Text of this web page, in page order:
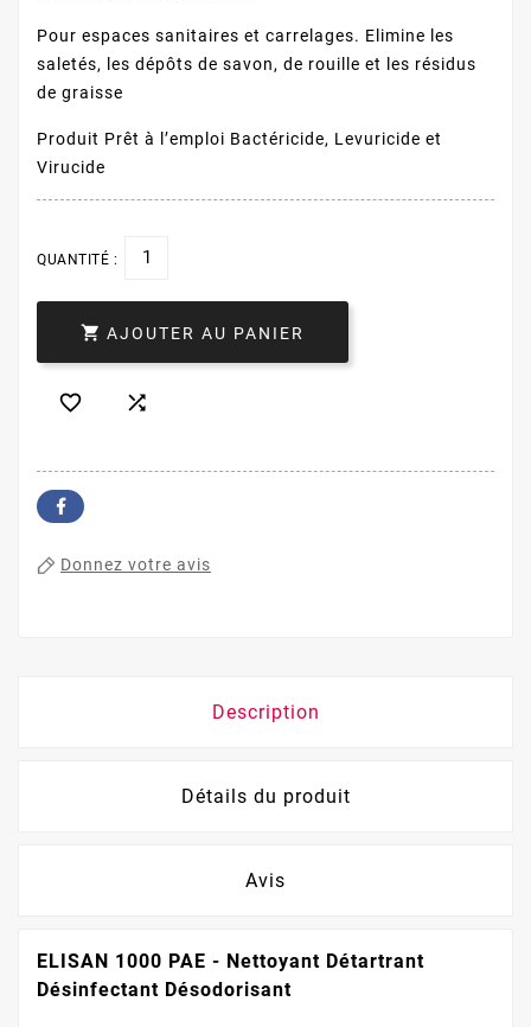
Pour espaces sanitaires et carrelages. Elimine les
saletés, les dépôts de savon, de rouille et les résidus
de graisse
Produit Prêt à l’emploi Bactéricide, Levuricide et
Virucide
QUANTITÉ :
 AJOUTER AU PANIER
 
Donnez votre avis
Description
Détails du produit
Avis
ELISAN 1000 PAE - Nettoyant Détartrant
Désinfectant Désodorisant